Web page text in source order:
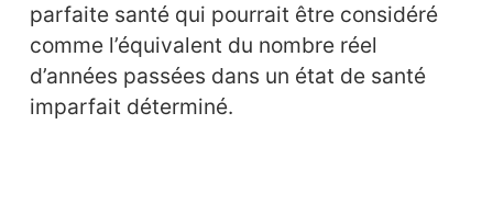
parfaite santé qui pourrait être considéré
comme l’équivalent du nombre réel
d’années passées dans un état de santé
imparfait déterminé.